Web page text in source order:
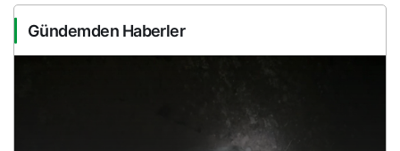
Gündemden Haberler